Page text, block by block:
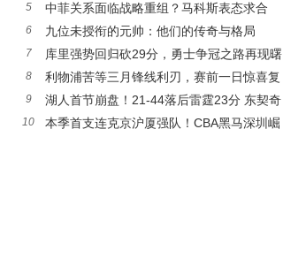
煌旅程
5
中菲关系面临战略重组？马科斯表态求合
作，中方划出明确红线
6 九位未授衔的元帅：他们的传奇与格局
7
库里强势回归砍29分，勇士争冠之路再现曙
光
8
利物浦苦等三月锋线利刃，赛前一日惊喜复
出引爆球市
9
湖人首节崩盘！21-44落后雷霆23分 东契奇
詹姆斯集体低迷
10
本季首支连克京沪厦强队！CBA黑马深圳崛